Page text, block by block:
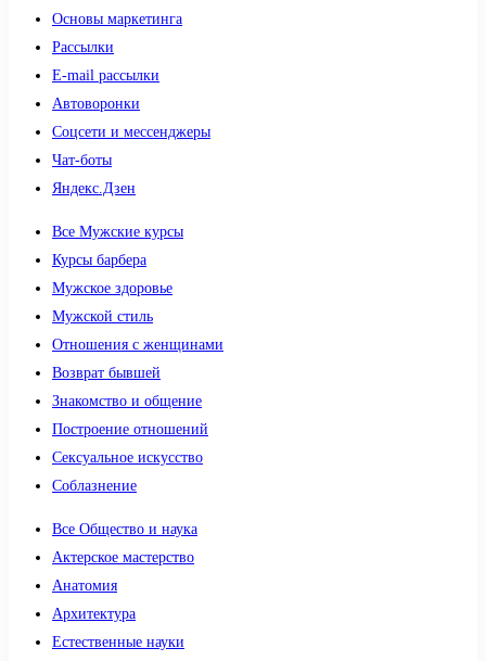
Основы маркетинга
Рассылки
E-mail рассылки
Автоворонки
Соцсети и мессенджеры
Чат-боты
Яндекс.Дзен
Все Мужские курсы
Курсы барбера
Мужское здоровье
Мужской стиль
Отношения с женщинами
Возврат бывшей
Знакомство и общение
Построение отношений
Сексуальное искусство
Соблазнение
Все Общество и наука
Актерское мастерство
Анатомия
Архитектура
Естественные науки